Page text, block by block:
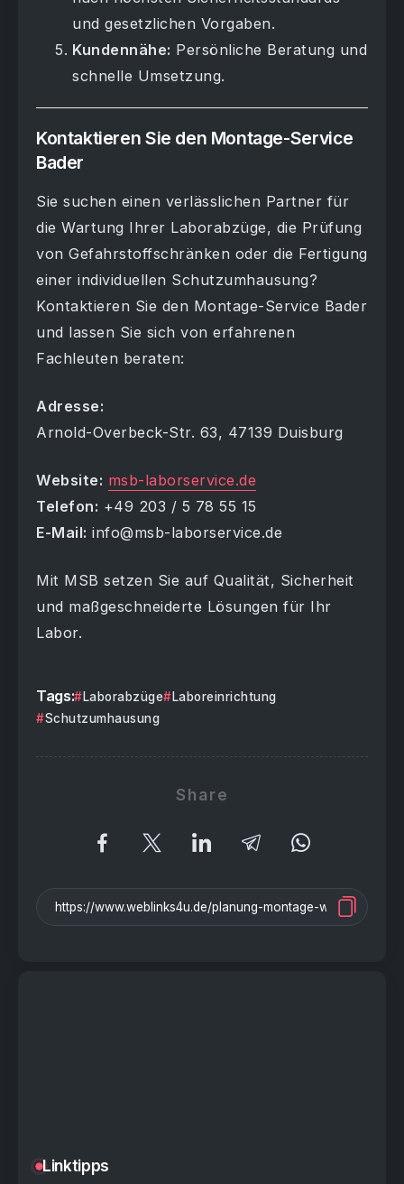
und gesetzlichen Vorgaben.
Kundennähe: Persönliche Beratung und
schnelle Umsetzung.
Kontaktieren Sie den Montage-Service
Bader
Sie suchen einen verlässlichen Partner für
die Wartung Ihrer Laborabzüge, die Prüfung
von Gefahrstoffschränken oder die Fertigung
einer individuellen Schutzumhausung?
Kontaktieren Sie den Montage-Service Bader
und lassen Sie sich von erfahrenen
Fachleuten beraten:
Adresse:
Arnold-Overbeck-Str. 63, 47139 Duisburg
Website: msb-laborservice.de
Telefon: +49 203 / 5 78 55 15
E-Mail: info@msb-laborservice.de
Mit MSB setzen Sie auf Qualität, Sicherheit
und maßgeschneiderte Lösungen für Ihr
Labor.
Tags: Laborabzüge
Laboreinrichtung
Schutzumhausung
Share
Linktipps